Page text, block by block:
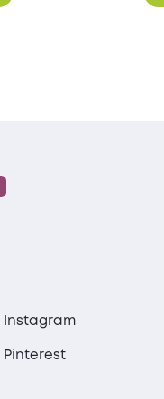
Instagram
Pinterest